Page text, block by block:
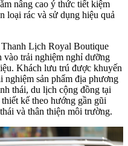
nâng cao ý thức tiết kiệm
loại rác và sử dụng hiệu quả
Lịch Royal Boutique
vào trải nghiệm nghỉ dưỡng
Khách lưu trú được khuyến
nghiệm sản phẩm địa phương
thái, du lịch cộng đồng tại
kế theo hướng gần gũi
và thân thiện môi trường.